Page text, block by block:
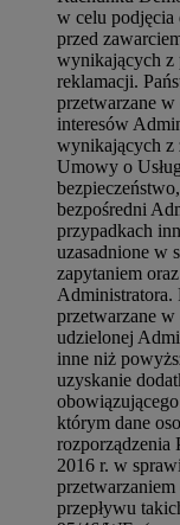
w celu podjęcia
przed
wynikających z
reklamacji.
przetwarzane
interesów
wynikających z
Umowy o
bezpośredni
przypadkach
uzasadnione w
zapytaniem
Administratora.
przetwarzane
udzielonej
inne niż
uzyskanie
którym dane
rozporządzenia
2016 r. w
przepływu